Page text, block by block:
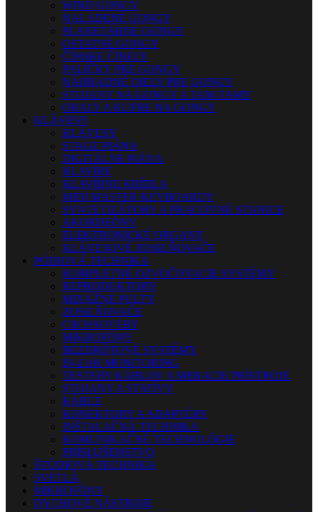
WIND GONGY
NALADENÉ GONGY
PLANETÁRNE GONGY
OSTATNÉ GONGY
ČÍNSKE ČINELY
PALIČKY PRE GONGY
NÁHRADNÉ DIELY PRE GONGY
STOJANY NA GONGY A TAM-TAMY
OBALY A KUFRE NA GONGY
KLÁVESY
KLÁVESY
STAGE PIÁNA
DIGITÁLNE PIÁNA
KLAVÍRE
KLAVÍRNE KRÍDLA
MIDI MASTER KEYBOARDY
SYNTETIZÁTORY A PRACOVNÉ STANICE
AKORDEÓNY
ELEKTRONICKÉ ORGANY
KLÁVESOVÉ ZOSILŇOVAČE
PÓDIOVÁ TECHNIKA
KOMPLETNÉ OZVUČOVACIE SYSTÉMY
REPRODUKTORY
MIXÁŽNE PULTY
ZOSILŇOVAČE
CROSSOVERY
MIKROFÓNY
BEZDRÔTOVÉ SYSTÉMY
IN-EAR MONITORING
TESTERY KÁBLOV A MERACIE PRÍSTROJE
STOJANY A STATÍVY
KÁBLE
KONEKTORY A ADAPTÉRY
INŠTALAČNÁ TECHNIKA
KOMUNIKAČNÉ TECHNOLÓGIE
PRÍSLUŠENSTVO
ŠTÚDIOVÁ TECHNIKA
SVETLÁ
MIKROFÓNY
DYCHOVÉ NÁSTROJE